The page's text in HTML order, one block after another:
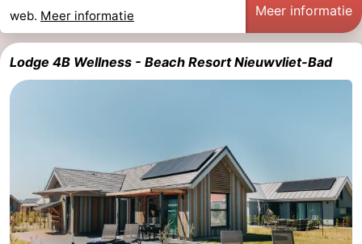
web. Meer informatie Meer informatie
Lodge 4B Wellness - Beach Resort Nieuwvliet-Bad